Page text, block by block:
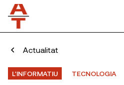
Actualitat
L'INFORMATIU TECNOLOGIA